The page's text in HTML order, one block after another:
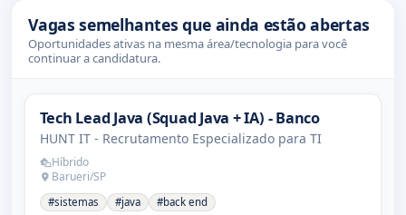
Vagas semelhantes que ainda estão abertas
Oportunidades ativas na mesma área/tecnologia para você
continuar a candidatura.
Tech Lead Java (Squad Java + IA) - Banco
HUNT IT - Recrutamento Especializado para TI
Híbrido
Barueri/SP
#sistemas #java #back end